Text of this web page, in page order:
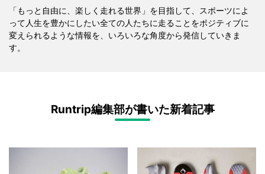
「もっと自由に、楽しく走れる世界」を目指して、スポーツによ
って人生を豊かにしたい全ての人たちに走ることをポジティブに
変えられるような情報を、いろいろな角度から発信していきま
す。
Runtrip編集部が書いた新着記事